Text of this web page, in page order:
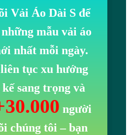
Vải Áo Dài S để
mẫu vải áo
nhất mỗi ngày.
tục xu hướng
sang trọng và
người
chúng tôi – bạn